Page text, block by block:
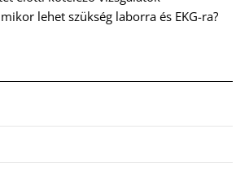
lehet szükség laborra és EKG-ra?